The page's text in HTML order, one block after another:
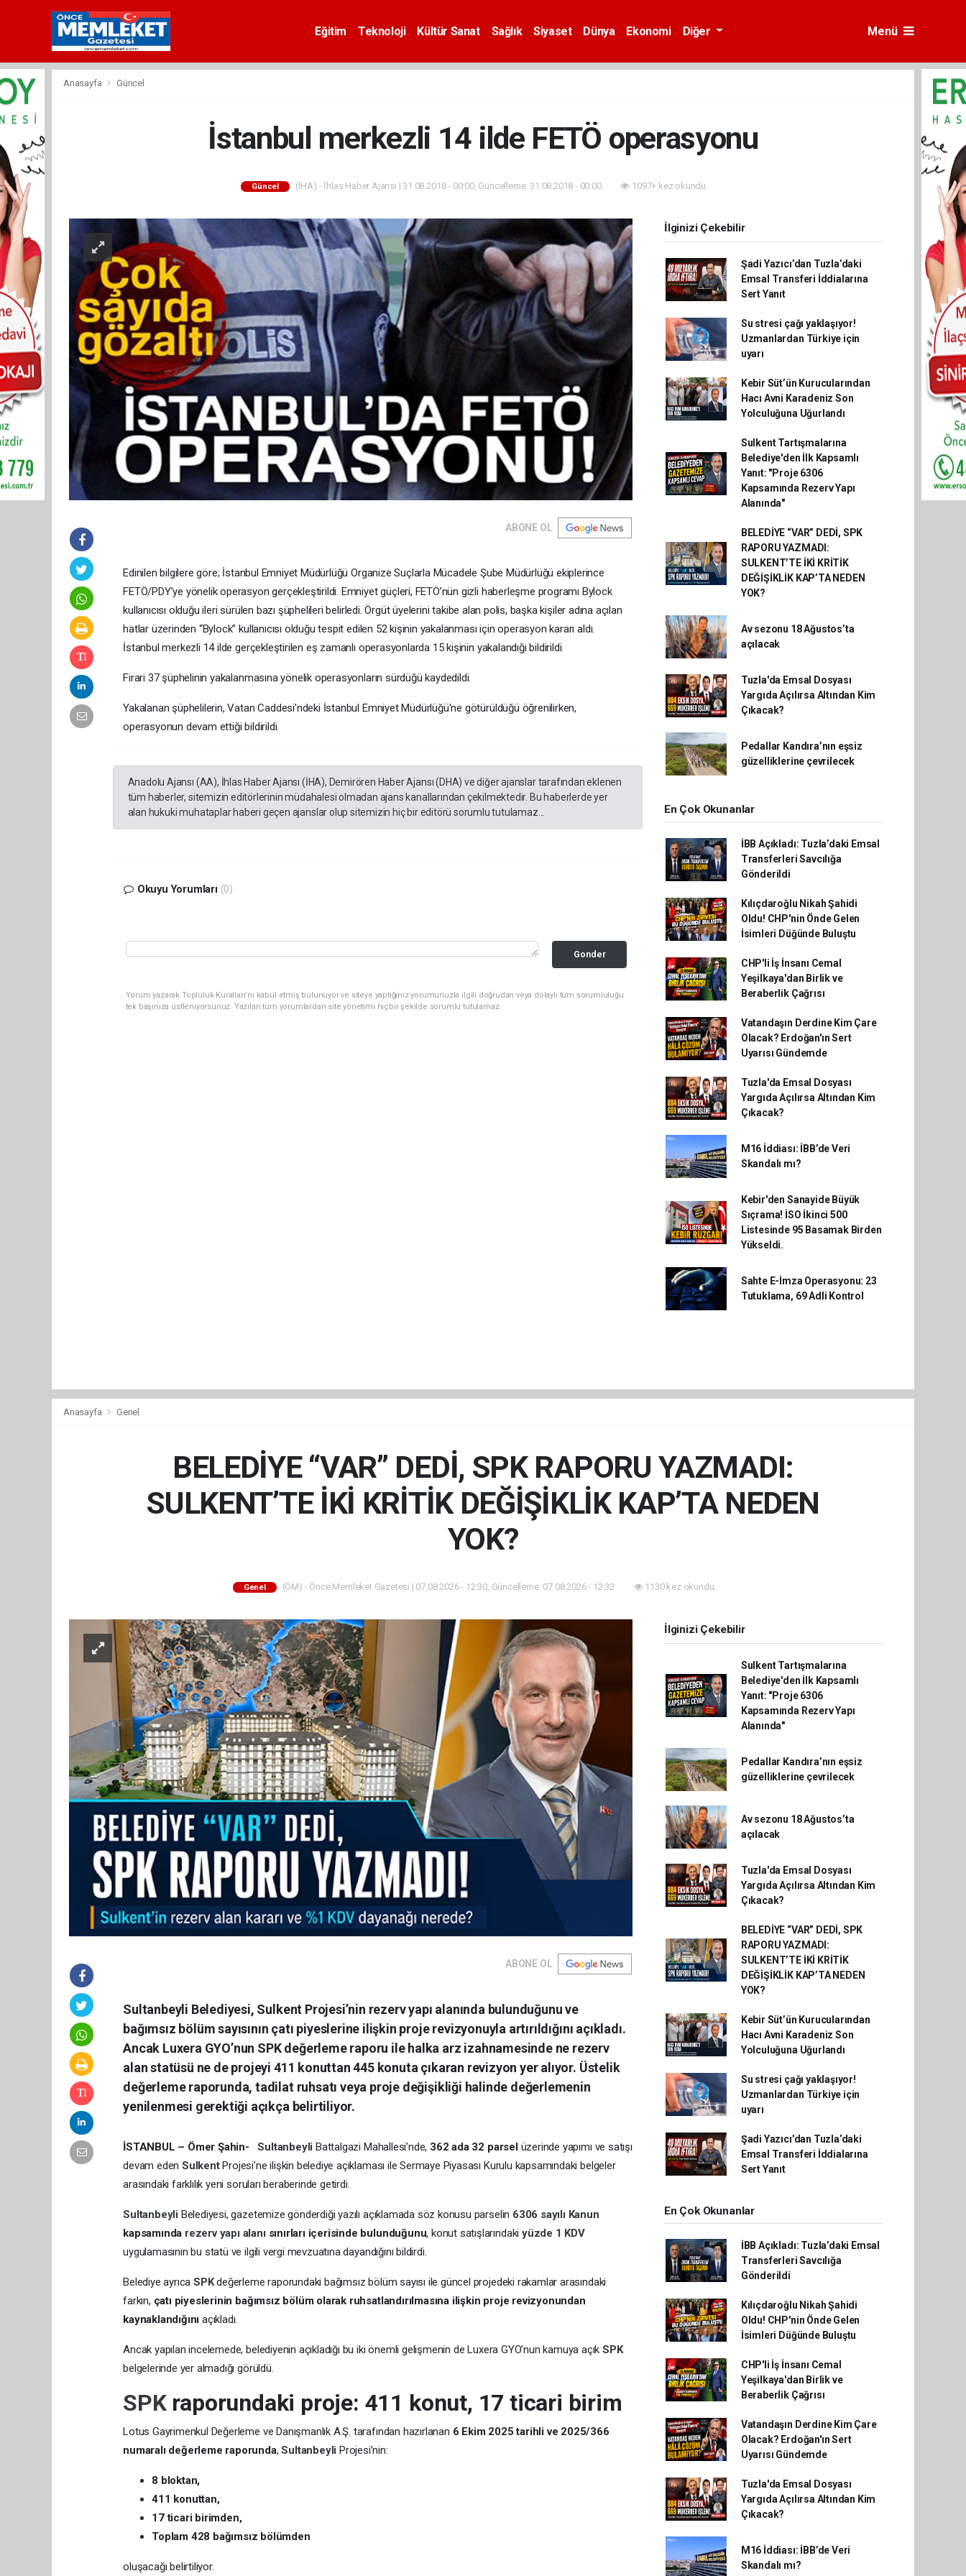
Eğitim Teknoloji Kültür Sanat Sağlık Siyaset Dünya Ekonomi Diğer Menü
Anasayfa Güncel
İstanbul merkezli 14 ilde FETÖ operasyonu
Güncel (İHA) - İhlas Haber Ajansı | 31.08.2018 - 00:00, Güncelleme: 31.08.2018 - 00:00 1097+ kez okundu.
ABONE OL
Edinilen bilgilere göre; İstanbul Emniyet Müdürlüğü Organize Suçlarla Mücadele Şube Müdürlüğü ekiplerince
FETÖ/PDY’ye yönelik operasyon gerçekleştirildi. Emniyet güçleri, FETÖ’nün gizli haberleşme programı Bylock
kullanıcısı olduğu ileri sürülen bazı şüphelileri belirledi. Örgüt üyelerini takibe alan polis, başka kişiler adına açılan
hatlar üzerinden “Bylock” kullanıcısı olduğu tespit edilen 52 kişinin yakalanması için operasyon kararı aldı.
İstanbul merkezli 14 ilde gerçekleştirilen eş zamanlı operasyonlarda 15 kişinin yakalandığı bildirildi.
Firari 37 şüphelinin yakalanmasına yönelik operasyonların sürdüğü kaydedildi.
Yakalanan şüphelilerin, Vatan Caddesi'ndeki İstanbul Emniyet Müdürlüğü'ne götürüldüğü öğrenilirken,
operasyonun devam ettiği bildirildi.
Anadolu Ajansı (AA), İhlas Haber Ajansı (İHA), Demirören Haber Ajansı (DHA) ve diğer ajanslar tarafından eklenen
tüm haberler, sitemizin editörlerinin müdahalesi olmadan ajans kanallarından çekilmektedir. Bu haberlerde yer
alan hukuki muhataplar haberi geçen ajanslar olup sitemizin hiç bir editörü sorumlu tutulamaz...
Okuyu Yorumları (0)
Gonder
Yorum yazarak Topluluk Kuralları’nı kabul etmiş bulunuyor ve siteye yaptığınız yorumunuzla ilgili doğrudan veya dolaylı tüm sorumluluğu
tek başınıza üstleniyorsunuz. Yazılan tüm yorumlardan site yönetimi hiçbir şekilde sorumlu tutulamaz.
İlginizi Çekebilir
Şadi Yazıcı’dan Tuzla’daki
Emsal Transferi İddialarına
Sert Yanıt
Su stresi çağı yaklaşıyor!
Uzmanlardan Türkiye için
uyarı
Kebir Süt’ün Kurucularından
Hacı Avni Karadeniz Son
Yolculuğuna Uğurlandı
Sulkent Tartışmalarına
Belediye'den İlk Kapsamlı
Yanıt: "Proje 6306
Kapsamında Rezerv Yapı
Alanında"
BELEDİYE “VAR” DEDİ, SPK
RAPORU YAZMADI:
SULKENT’TE İKİ KRİTİK
DEĞİŞİKLİK KAP’TA NEDEN
YOK?
Av sezonu 18 Ağustos’ta
açılacak
Tuzla'da Emsal Dosyası
Yargıda Açılırsa Altından Kim
Çıkacak?
Pedallar Kandıra’nın eşsiz
güzelliklerine çevrilecek
En Çok Okunanlar
İBB Açıkladı: Tuzla’daki Emsal
Transferleri Savcılığa
Gönderildi
Kılıçdaroğlu Nikah Şahidi
Oldu! CHP'nin Önde Gelen
İsimleri Düğünde Buluştu
CHP'li İş İnsanı Cemal
Yeşilkaya'dan Birlik ve
Beraberlik Çağrısı
Vatandaşın Derdine Kim Çare
Olacak? Erdoğan'ın Sert
Uyarısı Gündemde
Tuzla'da Emsal Dosyası
Yargıda Açılırsa Altından Kim
Çıkacak?
M16 İddiası: İBB’de Veri
Skandalı mı?
Kebir'den Sanayide Büyük
Sıçrama! İSO İkinci 500
Listesinde 95 Basamak Birden
Yükseldi.
Sahte E-İmza Operasyonu: 23
Tutuklama, 69 Adli Kontrol
Anasayfa Genel
BELEDİYE “VAR” DEDİ, SPK RAPORU YAZMADI:
SULKENT’TE İKİ KRİTİK DEĞİŞİKLİK KAP’TA NEDEN
YOK?
Genel (ÖM) - Önce Memleket Gazetesi | 07.08.2026 - 12:30, Güncelleme: 07.08.2026 - 12:32 1130 kez okundu.
ABONE OL
Sultanbeyli Belediyesi, Sulkent Projesi’nin rezerv yapı alanında bulunduğunu ve
bağımsız bölüm sayısının çatı piyeslerine ilişkin proje revizyonuyla artırıldığını açıkladı.
Ancak Luxera GYO’nun SPK değerleme raporu ile halka arz izahnamesinde ne rezerv
alan statüsü ne de projeyi 411 konuttan 445 konuta çıkaran revizyon yer alıyor. Üstelik
değerleme raporunda, tadilat ruhsatı veya proje değişikliği halinde değerlemenin
yenilenmesi gerektiği açıkça belirtiliyor.
İSTANBUL – Ömer Şahin- Sultanbeyli Battalgazi Mahallesi’nde, 362 ada 32 parselüzerinde yapımı ve satışı
devam eden SulkentProjesi’ne ilişkin belediye açıklaması ile Sermaye Piyasası Kurulu kapsamındaki belgeler
arasındaki farklılık yeni soruları beraberinde getirdi.
Sultanbeyli Belediyesi, gazetemize gönderdiği yazılı açıklamada söz konusu parselin 6306 sayılı Kanun
kapsamında rezerv yapı alanı sınırları içerisinde bulunduğunu, konut satışlarındaki yüzde 1 KDV
uygulamasının bu statü ve ilgili vergi mevzuatına dayandığını bildirdi.
Belediye ayrıcaSPKdeğerleme raporundaki bağımsız bölüm sayısı ile güncel projedeki rakamlar arasındaki
farkın, çatı piyeslerinin bağımsız bölüm olarak ruhsatlandırılmasına ilişkin proje revizyonundan
kaynaklandığını açıkladı.
Ancak yapılan incelemede, belediyenin açıkladığı bu iki önemli gelişmenin de Luxera GYO’nun kamuya açıkSPK
belgelerinde yer almadığı görüldü.
SPK raporundaki proje: 411 konut, 17 ticari birim
Lotus Gayrimenkul Değerleme ve Danışmanlık A.Ş. tarafından hazırlanan 6 Ekim 2025 tarihli ve 2025/366
numaralı değerleme raporunda,SultanbeyliProjesi’nin:
8 bloktan,
411 konuttan,
17 ticari birimden,
Toplam 428 bağımsız bölümden
oluşacağı belirtiliyor.
İlginizi Çekebilir
Sulkent Tartışmalarına
Belediye'den İlk Kapsamlı
Yanıt: "Proje 6306
Kapsamında Rezerv Yapı
Alanında"
Pedallar Kandıra’nın eşsiz
güzelliklerine çevrilecek
Av sezonu 18 Ağustos’ta
açılacak
Tuzla'da Emsal Dosyası
Yargıda Açılırsa Altından Kim
Çıkacak?
BELEDİYE “VAR” DEDİ, SPK
RAPORU YAZMADI:
SULKENT’TE İKİ KRİTİK
DEĞİŞİKLİK KAP’TA NEDEN
YOK?
Kebir Süt’ün Kurucularından
Hacı Avni Karadeniz Son
Yolculuğuna Uğurlandı
Su stresi çağı yaklaşıyor!
Uzmanlardan Türkiye için
uyarı
Şadi Yazıcı’dan Tuzla’daki
Emsal Transferi İddialarına
Sert Yanıt
En Çok Okunanlar
İBB Açıkladı: Tuzla’daki Emsal
Transferleri Savcılığa
Gönderildi
Kılıçdaroğlu Nikah Şahidi
Oldu! CHP'nin Önde Gelen
İsimleri Düğünde Buluştu
CHP'li İş İnsanı Cemal
Yeşilkaya'dan Birlik ve
Beraberlik Çağrısı
Vatandaşın Derdine Kim Çare
Olacak? Erdoğan'ın Sert
Uyarısı Gündemde
Tuzla'da Emsal Dosyası
Yargıda Açılırsa Altından Kim
Çıkacak?
M16 İddiası: İBB’de Veri
Skandalı mı?